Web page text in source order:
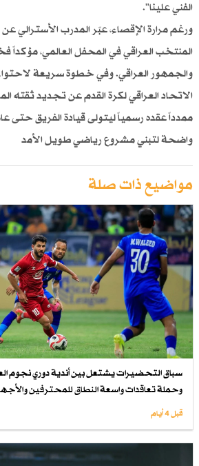
الفني علينا".
ورغم مرارة الإقصاء، عبّر المدرب الأسترالي عن
المنتخب العراقي في المحفل العالمي، مؤكداً
والجمهور العراقي. وفي خطوة سريعة
الاتحاد العراقي لكرة القدم عن تجديد ثقته
واضحة لتبني مشروع رياضي طويل الأمد
مواضيع ذات صلة
سباق التحضيرات يشتعل بين أندية دوري نجوم
وحملة تعاقدات واسعة النطاق للمحترفين
قبل 4 أيام